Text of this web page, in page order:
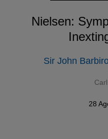
Nielsen:
Sir John
28